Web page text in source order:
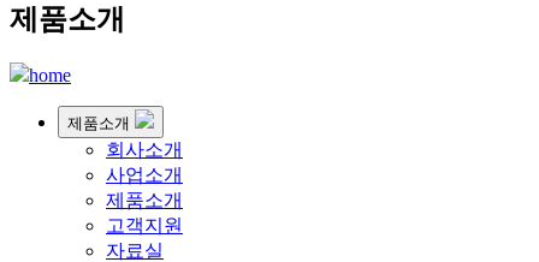
제품소개
home
제품소개
회사소개
사업소개
제품소개
고객지원
자료실